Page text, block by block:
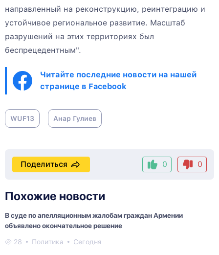
направленный на реконструкцию, реинтеграцию и
устойчивое региональное развитие. Масштаб
разрушений на этих территориях был
беспрецедентным".
Читайте последние новости на нашей
странице в Facebook
WUF13 Анар Гулиев
0 0
Поделиться
Похожие новости
В суде по апелляционным жалобам граждан Армении
объявлено окончательное решение
28 Политика Сегодня